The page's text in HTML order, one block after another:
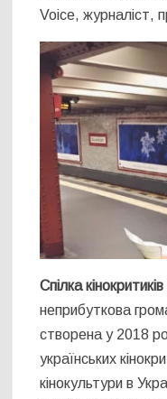
Voice, журналіст,
Спілка
неприбуткова
створена у 2018
українських
кінокультури в